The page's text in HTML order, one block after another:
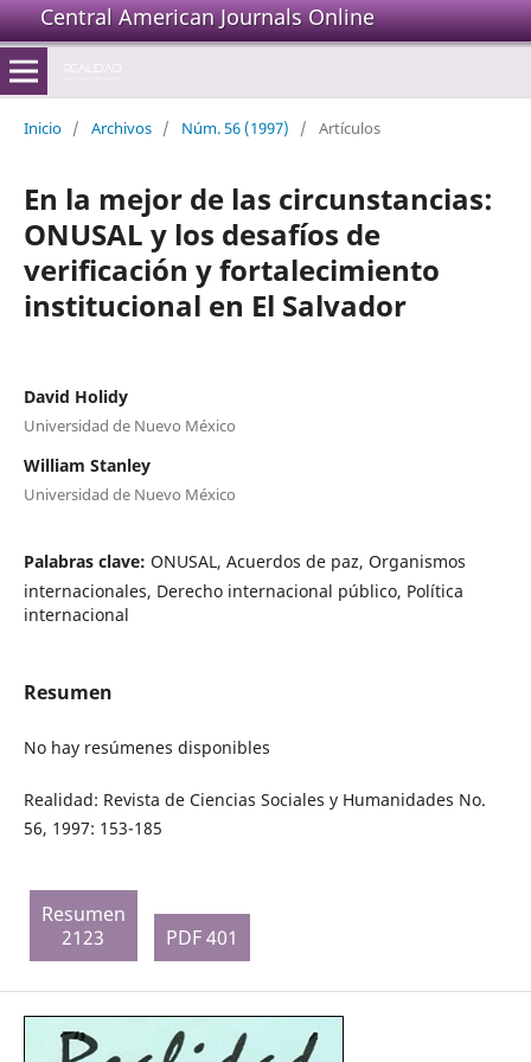
Central American Journals Online
Inicio / Archivos / Núm. 56 (1997) / Artículos
En la mejor de las circunstancias:
ONUSAL y los desafíos de
verificación y fortalecimiento
institucional en El Salvador
David Holidy
Universidad de Nuevo México
William Stanley
Universidad de Nuevo México
Palabras clave: ONUSAL, Acuerdos de paz, Organismos
internacionales, Derecho internacional público, Política
internacional
Resumen
No hay resúmenes disponibles
Realidad: Revista de Ciencias Sociales y Humanidades No.
56, 1997: 153-185
Resumen
2123
PDF 401